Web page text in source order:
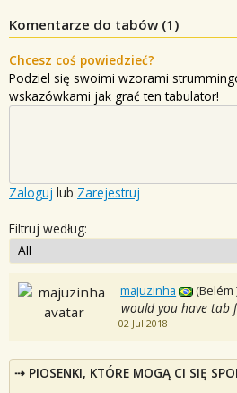
Komentarze do tabów (1 )
Chcesz coś powiedzieć?
Podziel się swoimi wzorami
wskazówkami jak grać ten tabulator!
Zaloguj lub Zarejestruj
Filtruj według:
majuzinha (Belém
would you have tab
02 Jul 2018
PIOSENKI, KTÓRE MOGĄ CI SIĘ